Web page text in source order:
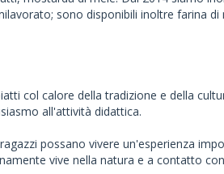
sono disponibili inoltre farina
col calore della tradizione e della
all'attività didattica.
possano vivere un'esperienza
vive nella natura e a contatto